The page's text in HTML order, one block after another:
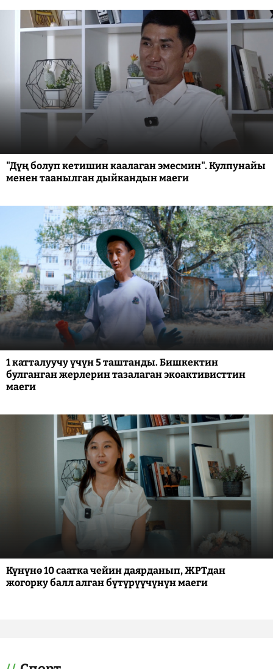
"Дүң болуп кетишин каалаган эмесмин". Кулпунайы
менен таанылган дыйкандын маеги
1 катталуучу үчүн 5 таштанды. Бишкектин
булганган жерлерин тазалаган экоактивисттин
маеги
Күнүнө 10 саатка чейин даярданып, ЖРТдан
жогорку балл алган бүтүрүүчүнүн маеги